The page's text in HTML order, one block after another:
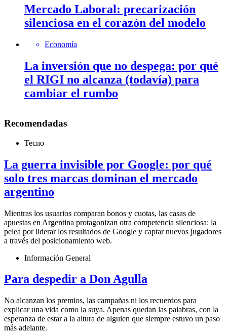
Mercado Laboral: precarización
silenciosa en el corazón del modelo
Economía
La inversión que no despega: por qué
el RIGI no alcanza (todavía) para
cambiar el rumbo
Recomendadas
Tecno
La guerra invisible por Google: por qué
solo tres marcas dominan el mercado
argentino
Mientras los usuarios comparan bonos y cuotas, las casas de
apuestas en Argentina protagonizan otra competencia silenciosa: la
pelea por liderar los resultados de Google y captar nuevos jugadores
a través del posicionamiento web.
Información General
Para despedir a Don Agulla
No alcanzan los premios, las campañas ni los recuerdos para
explicar una vida como la suya. Apenas quedan las palabras, con la
esperanza de estar a la altura de alguien que siempre estuvo un paso
más adelante.